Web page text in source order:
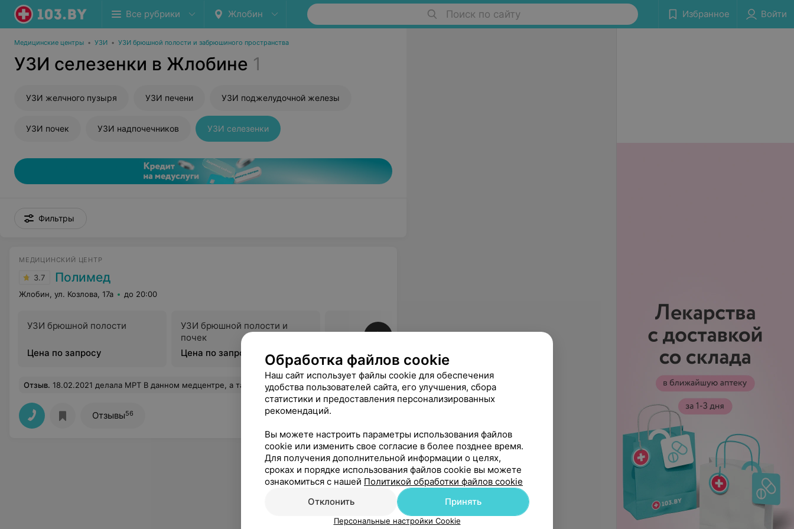
Все рубрики Жлобин Поиск по сайту Избранное Войти
Медицинские центры • УЗИ • УЗИ брюшной полости и забрюшиного пространства
УЗИ селезенки в Жлобине 1
УЗИ желчного пузыря УЗИ печени УЗИ поджелудочной железы
УЗИ почек УЗИ надпочечников УЗИ селезенки
Фильтры
МЕДИЦИНСКИЙ ЦЕНТР
3.7 Полимед
Жлобин, ул. Козлова, 17а до 20:00
УЗИ брюшной полости
Цена по запросу
УЗИ брюшной полости и
почек
Цена по запросу
Отзыв. 18.02.2021 делала МРТ В данном медцентре, а так же 29.07.2020 делала МРТ. Врач Светлана Александровна, доктор, считающий, что имеет право игнорировать данные МРТ, а также не указывать в заключении информацию о перенесенном инсульте. Так что сама процедура проходит хорошо, но расшифровка ужасная, просто напросто игнорируют данные. Еще
Отзывы56
Обработка файлов cookie
Наш сайт использует файлы cookie для обеспечения
удобства пользователей сайта, его улучшения, сбора
статистики и предоставления персонализированных
рекомендаций.
Вы можете настроить параметры использования файлов
cookie или изменить свое согласие в более позднее время.
Для получения дополнительной информации о целях,
сроках и порядке использования файлов cookie вы можете
ознакомиться с нашей Политикой обработки файлов cookie
Отклонить
Принять
Персональные настройки Cookie